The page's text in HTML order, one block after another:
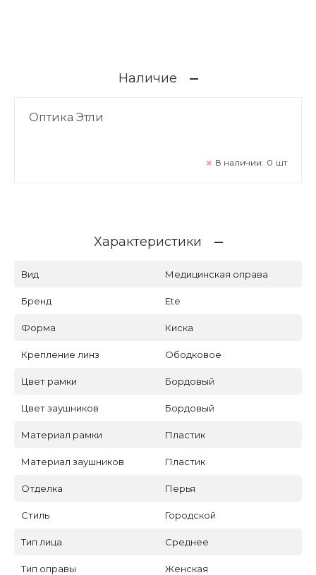
Наличие
Оптика Этли
В наличии: 0 шт
Характеристики
Вид Медицинская оправа
Бренд Ete
Форма Киска
Крепление линз Ободковое
Цвет рамки Бордовый
Цвет заушников Бордовый
Материал рамки Пластик
Материал заушников Пластик
Отделка Перья
Стиль Городской
Тип лица Среднее
Тип оправы Женская